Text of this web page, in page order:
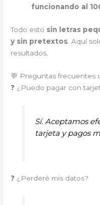
funcionando al
Todo esto sin letras
y sin pretextos . Aquí
resultados.
💬 Preguntas frecuentes
❓ ¿Puedo pagar con
Sí. Aceptamos
tarjeta y pagos
❓ ¿Perderé mis datos?